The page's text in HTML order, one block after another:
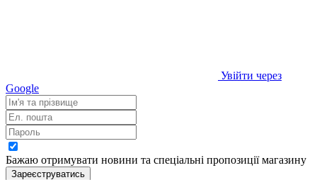
Увійти через
Google
Бажаю отримувати новини та спеціальні пропозиціїмагазину
Зареєструватись